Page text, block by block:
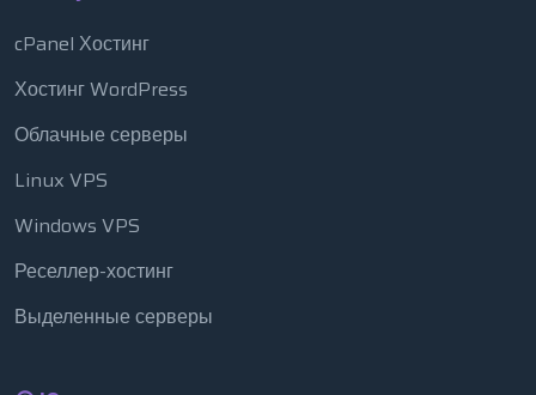
cPanel Хостинг
Хостинг WordPress
Облачные серверы
Linux VPS
Windows VPS
Реселлер-хостинг
Выделенные серверы